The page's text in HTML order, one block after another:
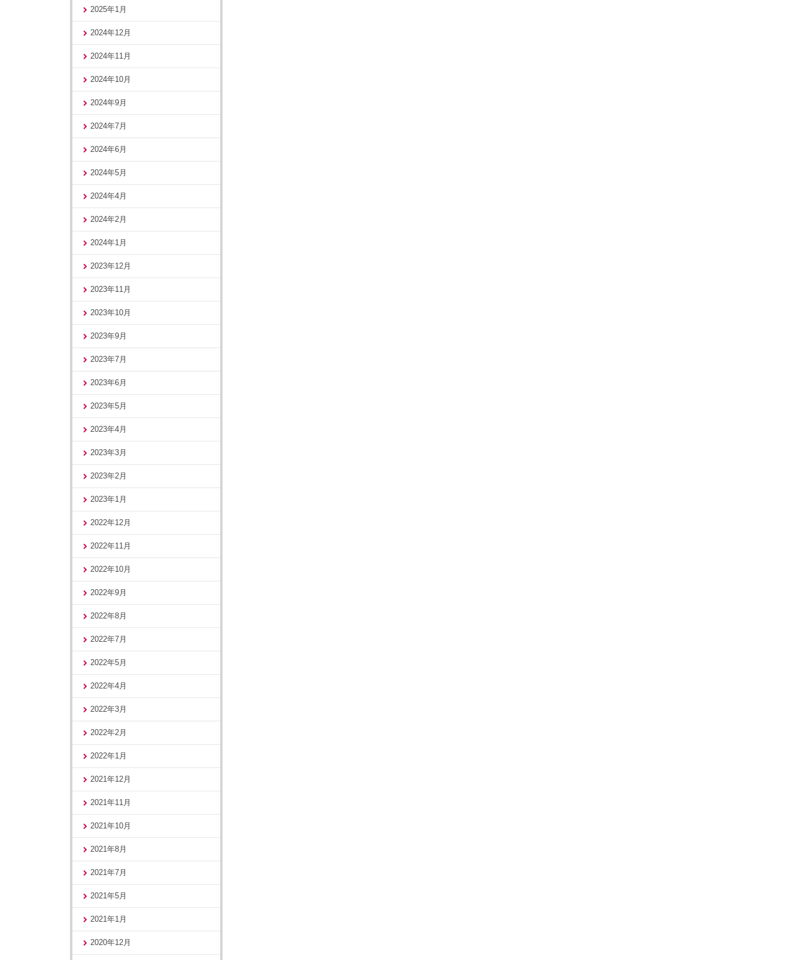
2025年1月
2024年12月
2024年11月
2024年10月
2024年9月
2024年7月
2024年6月
2024年5月
2024年4月
2024年2月
2024年1月
2023年12月
2023年11月
2023年10月
2023年9月
2023年7月
2023年6月
2023年5月
2023年4月
2023年3月
2023年2月
2023年1月
2022年12月
2022年11月
2022年10月
2022年9月
2022年8月
2022年7月
2022年5月
2022年4月
2022年3月
2022年2月
2022年1月
2021年12月
2021年11月
2021年10月
2021年8月
2021年7月
2021年5月
2021年1月
2020年12月